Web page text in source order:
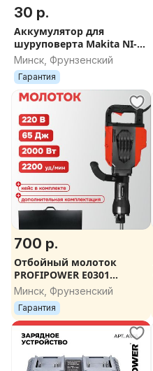
30 р.
Аккумулятор для
шуруповерта Makita NI-
CD 12V - 2.0Ah
Минск, Фрунзенский
Гарантия
700 р.
Отбойный молоток
PROFIPOWER E0301
ОМ-2000 (2000Вт, 65Дж,
HEX30)
Минск, Фрунзенский
Гарантия